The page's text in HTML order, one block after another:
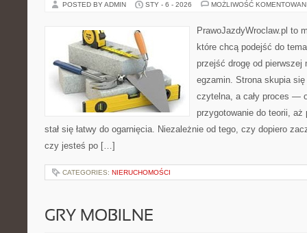
POSTED BY ADMIN STY - 6 - 2026 MOŻLIWOŚĆ
PrawoJazdyWroclaw.pl to
które chcą podejść do
przejść drogę od
egzamin. Strona skupia
czytelna, a cały proces —
przygotowanie do teorii,
stał się łatwy do ogarnięcia. Niezależnie od tego, czy dopiero
czy jesteś po […]
CATEGORIES: NIERUCHOMOŚCI
GRY MOBILNE